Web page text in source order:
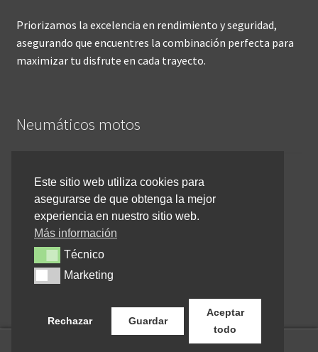
Priorizamos la excelencia en rendimiento y seguridad,
asegurando que encuentres la combinación perfecta para
maximizar tu disfrute en cada trayecto.
Neumáticos motos
Inicio
Cómo comprar online
Devoluciones y reembolsos
Cancelar pedido
Contacto
Este sitio web utiliza cookies para
asegurarse de que obtenga la mejor
experiencia en nuestro sitio web.
Más información
TécnicoTécnico
MarketingMarketing
Rechazar Guardar
Aceptar
todo